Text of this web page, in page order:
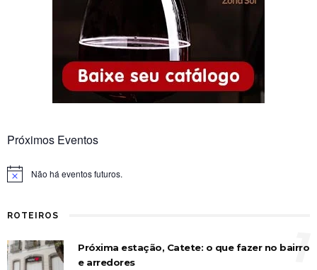
Próximos Eventos
Notice Não há eventos futuros.
ROTEIROS
Próxima estação, Catete: o que fazer no bairro
e arredores
1